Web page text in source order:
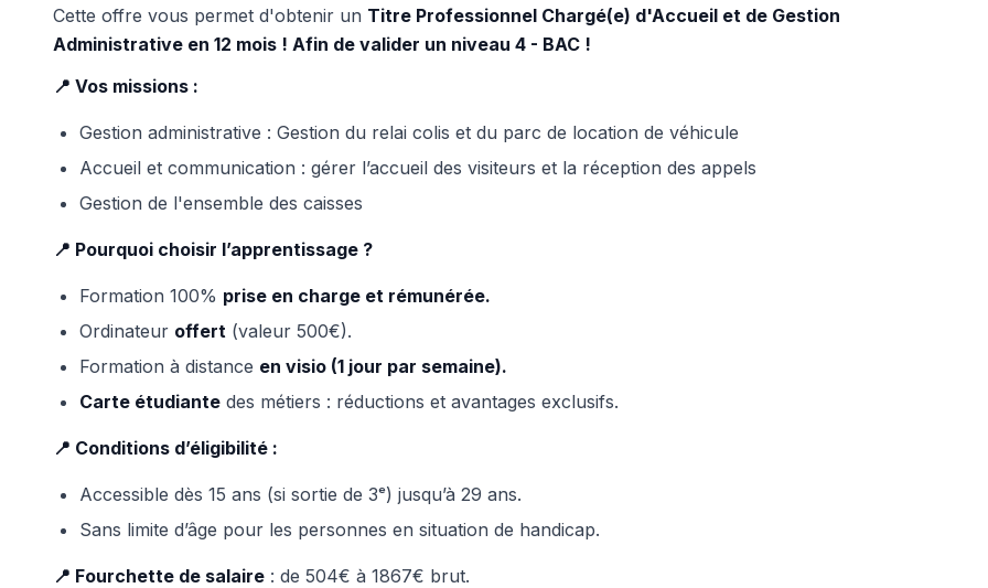
Cette offre vous permet d'obtenir un Titre Professionnel Chargé(e) d'Accueil et de Gestion
Administrative en 12 mois ! Afin de valider un niveau 4 - BAC !
📍 Vos missions :
Gestion administrative : Gestion du relai colis et du parc de location de véhicule
Accueil et communication : gérer l’accueil des visiteurs et la réception des appels
Gestion de l'ensemble des caisses
📍 Pourquoi choisir l’apprentissage ?
Formation 100% prise en charge et rémunérée.
Ordinateur offert (valeur 500€).
Formation à distance en visio (1 jour par semaine).
Carte étudiante des métiers : réductions et avantages exclusifs.
📍 Conditions d’éligibilité :
Accessible dès 15 ans (si sortie de 3ᵉ) jusqu’à 29 ans.
Sans limite d’âge pour les personnes en situation de handicap.
📍 Fourchette de salaire : de 504€ à 1867€ brut.